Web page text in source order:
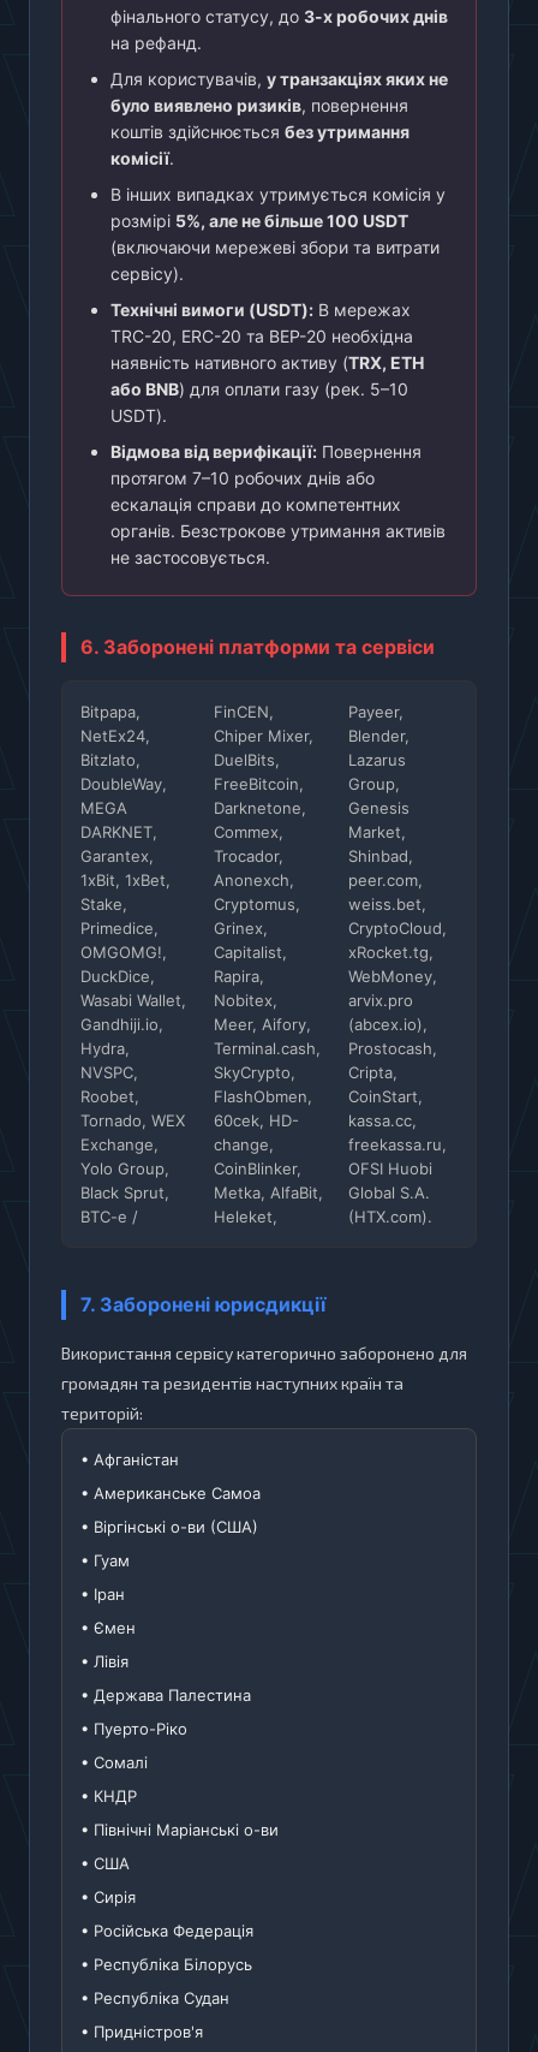
фінального статусу, до 3-х робочих днів
на рефанд.
Для користувачів, у транзакціях яких не
було виявлено ризиків, повернення
коштів здійснюється без утримання
комісії.
В інших випадках утримується комісія у
розмірі 5%, але не більше 100 USDT
(включаючи мережеві збори та витрати
сервісу).
Технічні вимоги (USDT): В мережах
TRC-20, ERC-20 та BEP-20 необхідна
наявність нативного активу (TRX, ETH
або BNB) для оплати газу (рек. 5–10
USDT).
Відмова від верифікації: Повернення
протягом 7–10 робочих днів або
ескалація справи до компетентних
органів. Безстрокове утримання активів
не застосовується.
6. Заборонені платформи та сервіси
Bitpapa,
NetEx24,
Bitzlato,
DoubleWay,
MEGA
DARKNET,
Garantex,
1xBit, 1xBet,
Stake,
Primedice,
OMGOMG!,
DuckDice,
Wasabi Wallet,
Gandhiji.io,
Hydra,
NVSPC,
Roobet,
Tornado, WEX
Exchange,
Yolo Group,
Black Sprut,
BTC-e /
FinCEN,
Chiper Mixer,
DuelBits,
FreeBitcoin,
Darknetone,
Commex,
Trocador,
Anonexch,
Cryptomus,
Grinex,
Capitalist,
Rapira,
Nobitex,
Meer, Aifory,
Terminal.cash,
SkyCrypto,
FlashObmen,
60cek, HD-
change,
CoinBlinker,
Metka, AlfaBit,
Heleket,
Payeer,
Blender,
Lazarus
Group,
Genesis
Market,
Shinbad,
peer.com,
weiss.bet,
CryptoCloud,
xRocket.tg,
WebMoney,
arvix.pro
(abcex.io),
Prostocash,
Cripta,
CoinStart,
kassa.cc,
freekassa.ru,
OFSI Huobi
Global S.A.
(HTX.com).
7. Заборонені юрисдикції
Використання сервісу категорично заборонено для
громадян та резидентів наступних країн та
територій:
• Афганістан
• Американське Самоа
• Віргінські о-ви (США)
• Гуам
• Іран
• Ємен
• Лівія
• Держава Палестина
• Пуерто-Ріко
• Сомалі
• КНДР
• Північні Маріанські о-ви
• США
• Сирія
• Російська Федерація
• Республіка Білорусь
• Республіка Судан
• Придністров'я